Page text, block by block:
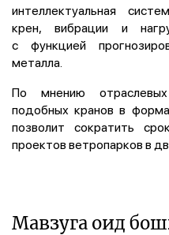
интеллектуальная
крен, вибрации и
с функцией
металла.
По мнению отраслевых
подобных кранов в
позволит сократить
проектов ветропарков в
Мавзуга оид